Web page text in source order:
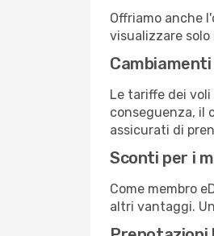
Offriamo anche
visualizzare
Le tariffe dei
conseguenza, il
assicurati di
Sconti per i
Come membro
altri vantaggi.